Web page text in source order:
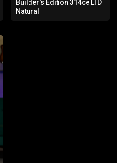
Builder's Edition 314ce LTD
Natural